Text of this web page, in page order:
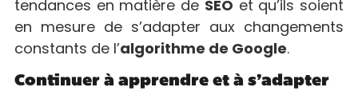
tendances en matière de SEO et qu’ils soient
en mesure de s’adapter aux changements
constants de l’algorithme de Google.
Continuer à apprendre et à s’adapter